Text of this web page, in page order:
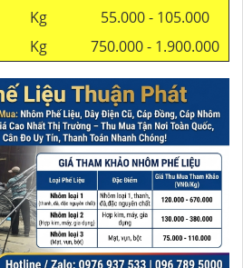
Kg
55.000 - 105.000
Kg 750.000 - 1.900.000